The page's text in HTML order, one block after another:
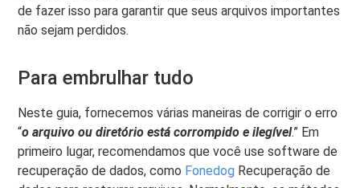
de fazer isso para garantir que seus arquivos importantes
não sejam perdidos.
Para embrulhar tudo
Neste guia, fornecemos várias maneiras de corrigir o erro
“o arquivo ou diretório está corrompido e ilegível.” Em
primeiro lugar, recomendamos que você use software de
recuperação de dados, como Fonedog Recuperação de